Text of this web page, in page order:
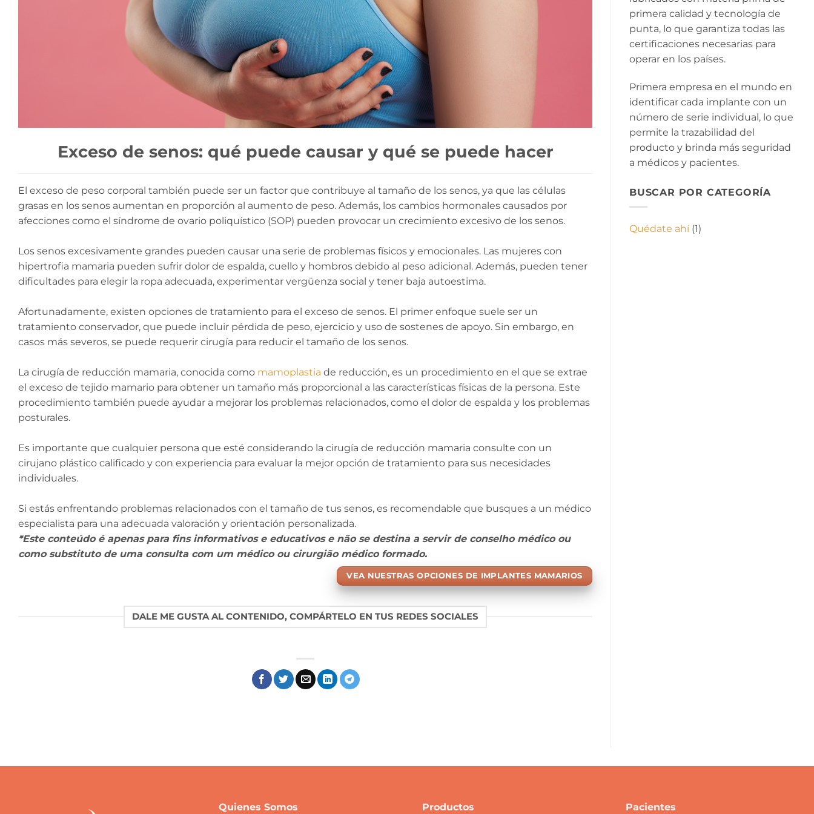
Exceso de senos: qué puede causar y qué se puede hacer
El exceso de peso corporal también puede ser un factor que contribuye al tamaño de los senos, ya que las células
grasas en los senos aumentan en proporción al aumento de peso. Además, los cambios hormonales causados ​​por
afecciones como el síndrome de ovario poliquístico (SOP) pueden provocar un crecimiento excesivo de los senos.
Los senos excesivamente grandes pueden causar una serie de problemas físicos y emocionales. Las mujeres con
hipertrofia mamaria pueden sufrir dolor de espalda, cuello y hombros debido al peso adicional. Además, pueden tener
dificultades para elegir la ropa adecuada, experimentar vergüenza social y tener baja autoestima.
Afortunadamente, existen opciones de tratamiento para el exceso de senos. El primer enfoque suele ser un
tratamiento conservador, que puede incluir pérdida de peso, ejercicio y uso de sostenes de apoyo. Sin embargo, en
casos más severos, se puede requerir cirugía para reducir el tamaño de los senos.
La cirugía de reducción mamaria, conocida como mamoplastia de reducción, es un procedimiento en el que se extrae
el exceso de tejido mamario para obtener un tamaño más proporcional a las características físicas de la persona. Este
procedimiento también puede ayudar a mejorar los problemas relacionados, como el dolor de espalda y los problemas
posturales.
Es importante que cualquier persona que esté considerando la cirugía de reducción mamaria consulte con un
cirujano plástico calificado y con experiencia para evaluar la mejor opción de tratamiento para sus necesidades
individuales.
Si estás enfrentando problemas relacionados con el tamaño de tus senos, es recomendable que busques a un médico
especialista para una adecuada valoración y orientación personalizada.
*Este conteúdo é apenas para fins informativos e educativos e não se destina a servir de conselho médico ou
como substituto de uma consulta com um médico ou cirurgião médico formado.
VEA NUESTRAS OPCIONES DE IMPLANTES MAMARIOS
DALE ME GUSTA AL CONTENIDO, COMPÁRTELO EN TUS REDES SOCIALES
primera calidad y tecnología de
punta, lo que garantiza todas las
certificaciones necesarias para
operar en los países.
Primera empresa en el mundo en
identificar cada implante con un
número de serie individual, lo que
permite la trazabilidad del
producto y brinda más seguridad
a médicos y pacientes.
BUSCAR POR CATEGORÍA
Quédate ahí(1)
Quienes Somos Productos Pacientes